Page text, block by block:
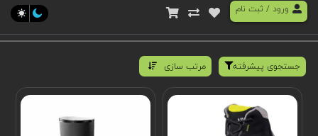
ورود/ ثبت نام
جستجوی پیشرفته مرتب سازی